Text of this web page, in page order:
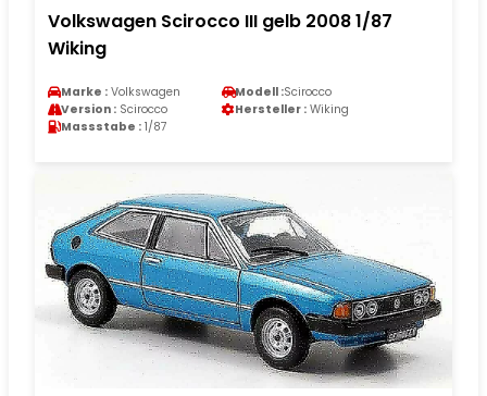
Volkswagen Scirocco III gelb 2008 1/87
Wiking
Marke : Volkswagen Modell :Scirocco
Version : Scirocco Hersteller : Wiking
Massstabe : 1/87